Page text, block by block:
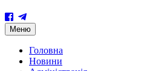
Меню Skip
to
content
Головна
Новини